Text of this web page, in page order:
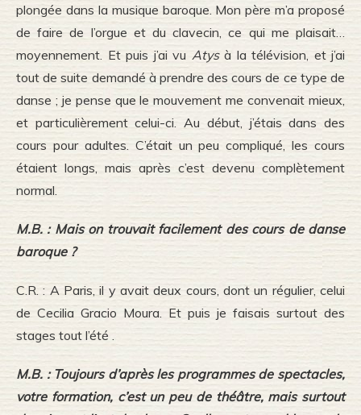
plongée dans la musique baroque. Mon père m’a proposé
de faire de l’orgue et du clavecin, ce qui me plaisait…
moyennement. Et puis j’ai vu Atysà la télévision, et j’ai
tout de suite demandé à prendre des cours de ce type de
danse ; je pense que le mouvement me convenait mieux,
et particulièrement celui-ci. Au début, j’étais dans des
cours pour adultes. C’était un peu compliqué, les cours
étaient longs, mais après c’est devenu complètement
normal.
M.B. : Mais on trouvait facilement des cours de danse
baroque ?
C.R. : A Paris, il y avait deux cours, dont un régulier, celui
de Cecilia Gracio Moura. Et puis je faisais surtout des
stages tout l’été .
M.B. : Toujours d’après les programmes de spectacles,
votre formation, c’est un peu de théâtre, mais surtout